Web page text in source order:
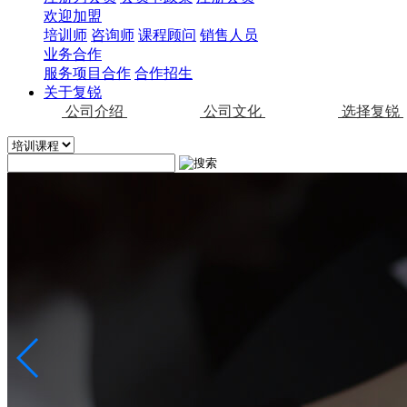
欢迎加盟
培训师 咨询师 课程顾问 销售人员
业务合作
服务项目合作 合作招生
关于复锐
公司介绍
公司文化 选择复锐